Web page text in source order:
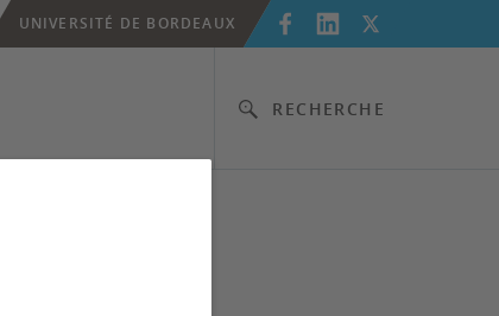
RECHERCHE
UNIVERSITÉ DE BORDEAUX